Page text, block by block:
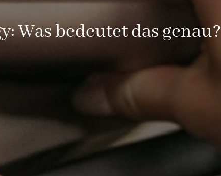
Was bedeutet das genau?